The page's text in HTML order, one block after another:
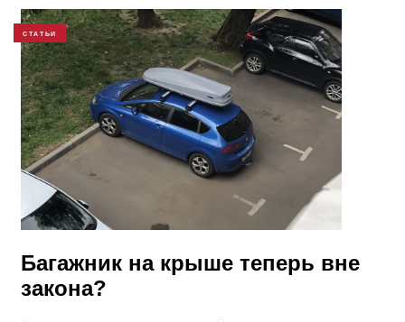
СТАТЬИ
​Багажник на крыше теперь вне
закона?